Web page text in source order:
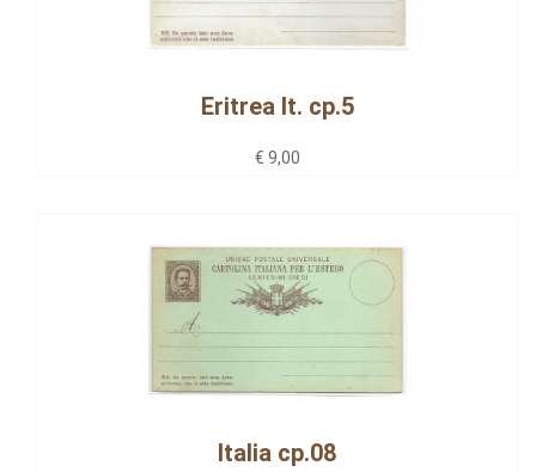
Eritrea It. cp.5
€ 9,00
Italia cp.08